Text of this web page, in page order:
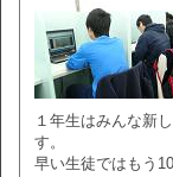
１年生はみんな新
す。
早い生徒ではもう